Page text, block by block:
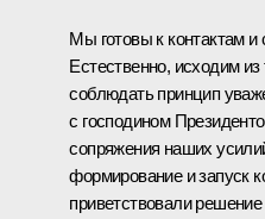
Мы готовы к контактам и
Естественно, исходим
соблюдать принцип
с господином
сопряжения наших
формирование и запуск
приветствовали